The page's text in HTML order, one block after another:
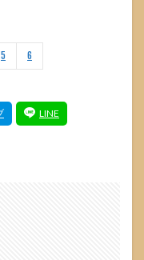
5 6